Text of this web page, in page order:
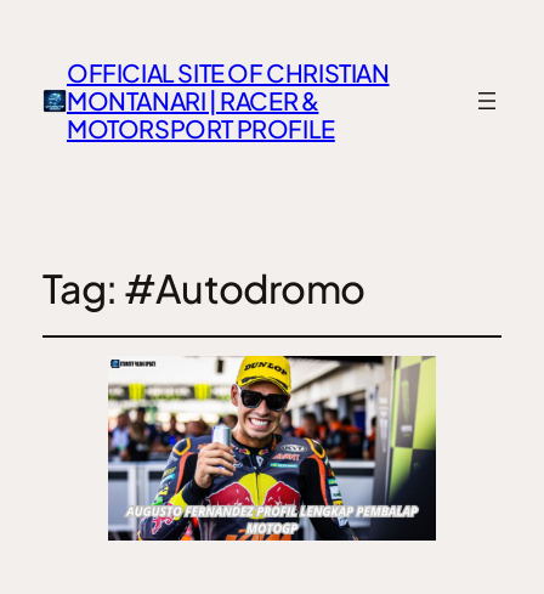
OFFICIAL SITE OF CHRISTIAN
MONTANARI | RACER &
MOTORSPORT PROFILE
Tag: #Autodromo